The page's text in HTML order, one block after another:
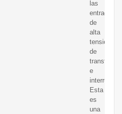
las
entradas
de
alta
tensión
de
e
Esta
es
una